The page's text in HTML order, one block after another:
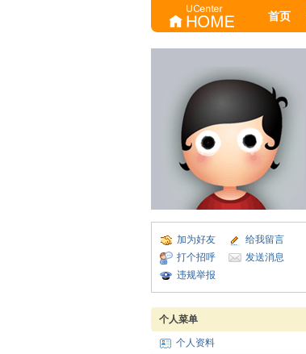
首页
加为好友
给我留言
打个招呼
发送消息
违规举报
个人菜单
个人资料